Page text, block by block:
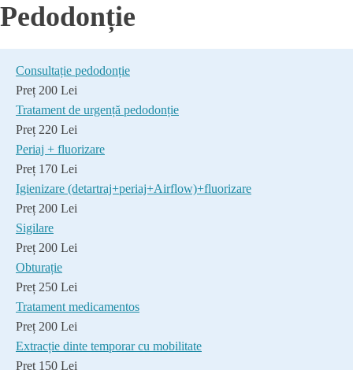
Pedodonție
Consultație pedodonție
Preț 200 Lei
Tratament de urgență pedodonție
Preț 220 Lei
Periaj + fluorizare
Preț 170 Lei
Igienizare (detartraj+periaj+Airflow)+fluorizare
Preț 200 Lei
Sigilare
Preț 200 Lei
Obturație
Preț 250 Lei
Tratament medicamentos
Preț 200 Lei
Extracție dinte temporar cu mobilitate
Preț 150 Lei